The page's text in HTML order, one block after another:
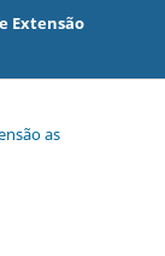
Extensão
as